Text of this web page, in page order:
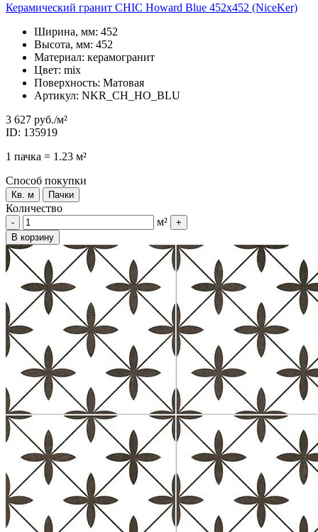
Керамический гранит CHIC Howard Blue 452x452 (NiceKer)
Ширина, мм: 452
Высота, мм: 452
Материал: керамогранит
Цвет: mix
Поверхность: Матовая
Артикул: NKR_CH_HO_BLU
3 627 руб./м²
ID: 135919
1 пачка = 1.23 м²
Способ покупки
Кв. м Пачки
Количество
- м²
+
В корзину